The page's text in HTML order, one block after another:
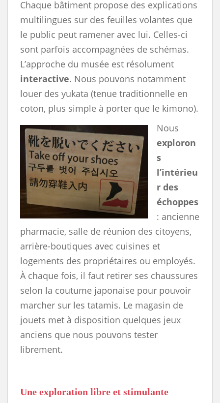
Chaque bâtiment propose des explications
multilingues sur des feuilles volantes que
le public peut ramener avec lui. Celles-ci
sont parfois accompagnées de schémas.
L’approche du musée est résolument
interactive. Nous pouvons notamment
louer des yukata (tenue traditionnelle en
coton, plus simple à porter que le kimono).
Nous
exploron
s
l’intérieu
r des
échoppes
: ancienne
pharmacie, salle de réunion des citoyens,
arrière-boutiques avec cuisines et
logements des propriétaires ou employés.
À chaque fois, il faut retirer ses chaussures
selon la coutume japonaise pour pouvoir
marcher sur les tatamis. Le magasin de
jouets met à disposition quelques jeux
anciens que nous pouvons tester
librement.
Une exploration libre et stimulante